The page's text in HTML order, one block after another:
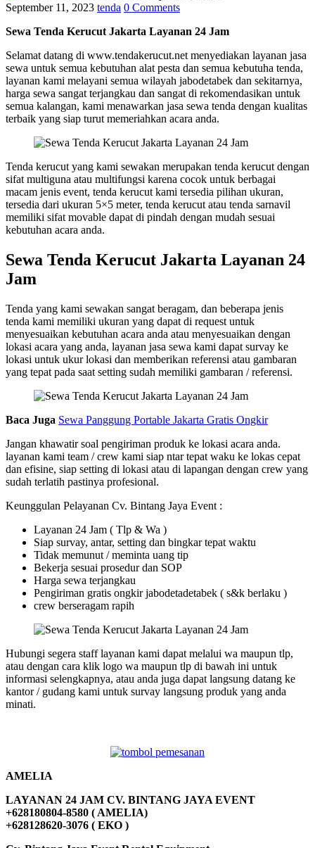
September 11, 2023 tenda 0 Comments
Sewa Tenda Kerucut Jakarta Layanan 24 Jam
Selamat datang di www.tendakerucut.net menyediakan layanan jasa
sewa untuk semua kebutuhan alat pesta dan semua kebutuha tenda,
layanan kami melayani semua wilayah jabodetabek dan sekitarnya,
harga sewa sangat terjangkau dan sangat di rekomendasikan untuk
semua kalangan, kami menawarkan jasa sewa tenda dengan kualitas
terbaik yang siap turut memeriahkan acara anda.
Tenda kerucut yang kami sewakan merupakan tenda kerucut dengan
sifat multiguna atau multifungsi karena cocok untuk berbagai
macam jenis event, tenda kerucut kami tersedia pilihan ukuran,
tersedia dari ukuran 5×5 meter, tenda kerucut atau tenda sarnavil
memiliki sifat movable dapat di pindah dengan mudah sesuai
kebutuhan acara anda.
Sewa Tenda Kerucut Jakarta Layanan 24
Jam
Tenda yang kami sewakan sangat beragam, dan beberapa jenis
tenda kami memiliki ukuran yang dapat di request untuk
menyesuaikan kebutuhan acara anda atau menyesuaikan dengan
lokasi acara yang anda, layanan jasa sewa kami dapat survay ke
lokasi untuk ukur lokasi dan memberikan referensi atau gambaran
yang tepat pada saat setting sudah memiliki gambaran / referensi.
Baca Juga Sewa Panggung Portable Jakarta Gratis Ongkir
Jangan khawatir soal pengiriman produk ke lokasi acara anda.
layanan kami team / crew kami siap ntar tepat waku ke lokas cepat
dan efisine, siap setting di lokasi atau di lapangan dengan crew yang
sudah terlatih pastinya profesional.
Keunggulan Pelayanan Cv. Bintang Jaya Event :
Layanan 24 Jam ( Tlp & Wa )
Siap survay, antar, setting dan bingkar tepat waktu
Tidak memunut / meminta uang tip
Bekerja sesuai prosedur dan SOP
Harga sewa terjangkau
Pengiriman gratis ongkir jabodetadetabek ( s&k berlaku )
crew berseragam rapih
Hubungi segera staff layanan kami dapat melalui wa maupun tlp,
atau dengan cara klik logo wa maupun tlp di bawah ini untuk
informasi selengkapnya, atau anda juga dapat langsung datang ke
kantor / gudang kami untuk survay langsung produk yang anda
minati.
AMELIA
LAYANAN 24 JAM CV. BINTANG JAYA EVENT
+628180804-8580 ( AMELIA)
+628128620-3076 ( EKO )